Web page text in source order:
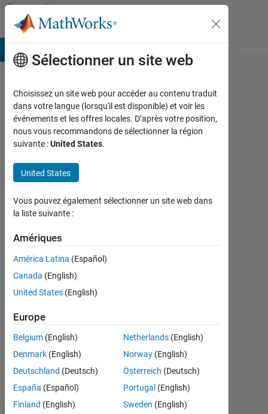
Passer au contenu
Community
Profile
Dark
Sorrow
Last
plus
de 4
y a
Actif
depuis
2022
0
Following:
0
Follow
Sélectionner un site web
Choisissez un site web pour accéder au contenu traduit
dans votre langue (lorsqu'il est disponible) et voir les
événements et les offres locales. D’après votre position,
nous vous recommandons de sélectionner la région
suivante :United States.
United States
Vous pouvez également sélectionner un site web dans
la liste suivante :
Amériques
América Latina (Español)
Canada (English)
United States (English)
Europe
Belgium (English)
Denmark (English)
Deutschland (Deutsch)
España (Español)
Finland (English)
Netherlands(English)
Norway(English)
Österreich (Deutsch)
Portugal (English)
Sweden (English)